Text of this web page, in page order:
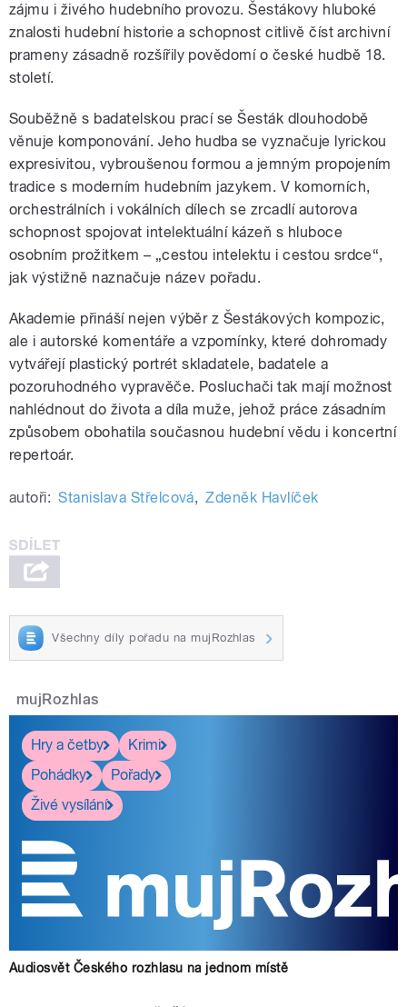
zájmu i živého hudebního provozu. Šestákovy hluboké
znalosti hudební historie a schopnost citlivě číst archivní
prameny zásadně rozšířily povědomí o české hudbě 18.
století.
Souběžně s badatelskou prací se Šesták dlouhodobě
věnuje komponování. Jeho hudba se vyznačuje lyrickou
expresivitou, vybroušenou formou a jemným propojením
tradice s moderním hudebním jazykem. V komorních,
orchestrálních i vokálních dílech se zrcadlí autorova
schopnost spojovat intelektuální kázeň s hluboce
osobním prožitkem – „cestou intelektu i cestou srdce“,
jak výstižně naznačuje název pořadu.
Akademie přináší nejen výběr z Šestákových kompozic,
ale i autorské komentáře a vzpomínky, které dohromady
vytvářejí plastický portrét skladatele, badatele a
pozoruhodného vypravěče. Posluchači tak mají možnost
nahlédnout do života a díla muže, jehož práce zásadním
způsobem obohatila současnou hudební vědu i koncertní
repertoár.
autoři: Stanislava Střelcová, Zdeněk Havlíček
Všechny díly pořadu na mujRozhlas
mujRozhlas
Hry a četby
Krimi
Pohádky
Pořady
Živé vysílání
Audiosvět Českého rozhlasu na jednom místě